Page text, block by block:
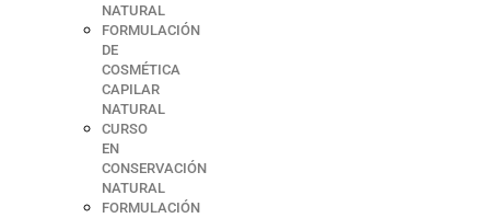
NATURAL
FORMULACIÓN
DE
COSMÉTICA
CAPILAR
NATURAL
CURSO
EN
CONSERVACIÓN
NATURAL
FORMULACIÓN